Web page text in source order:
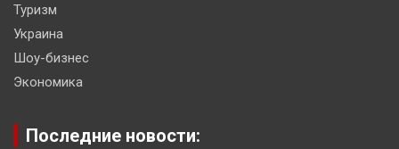
Туризм
Украина
Шоу-бизнес
Экономика
Последние новости: